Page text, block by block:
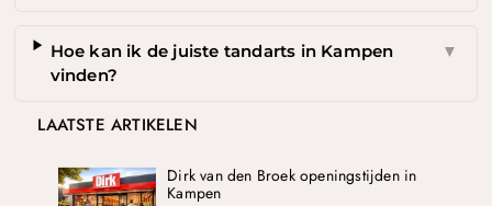
Hoe kan ik de juiste tandarts in Kampen
vinden?
▼
LAATSTE ARTIKELEN
Dirk van den Broek openingstijden in
Kampen